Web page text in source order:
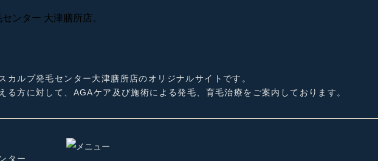
カルプ発毛センター大津膳所店のオリジナルサイトです。
る方に対して、AGAケア及び施術による発毛、育毛治療をご案内しております。
ンター